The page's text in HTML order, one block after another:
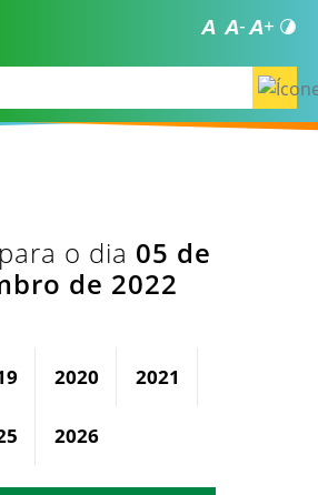
o dia 05 de
de 2022
2020 2021
2026